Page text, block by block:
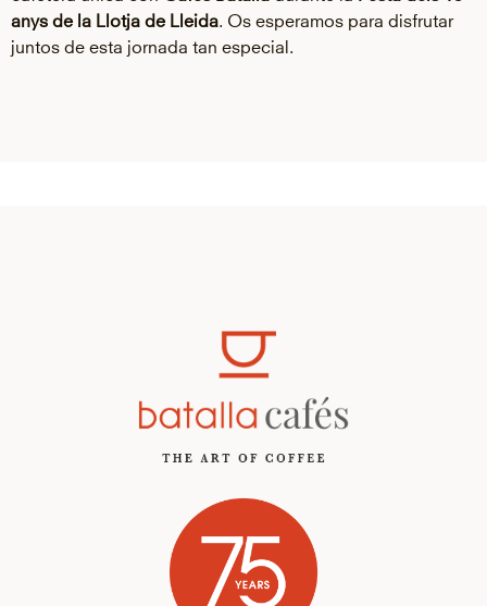
anys de la Llotja de Lleida . Os esperamos para disfrutar
juntos de esta jornada tan especial.